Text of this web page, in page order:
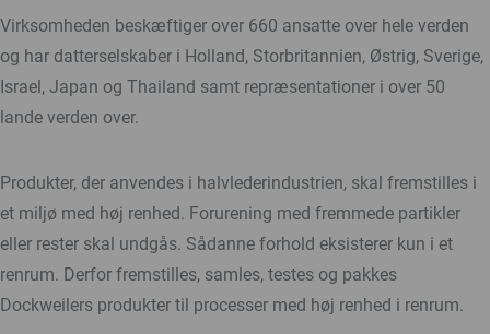
Virksomheden beskæftiger over 660 ansatte over hele verden
og har datterselskaber i Holland, Storbritannien, Østrig, Sverige,
Israel, Japan og Thailand samt repræsentationer i over 50
lande verden over.
Produkter, der anvendes i halvlederindustrien, skal fremstilles i
et miljø med høj renhed. Forurening med fremmede partikler
eller rester skal undgås. Sådanne forhold eksisterer kun i et
renrum. Derfor fremstilles, samles, testes og pakkes
Dockweilers produkter til processer med høj renhed i renrum.